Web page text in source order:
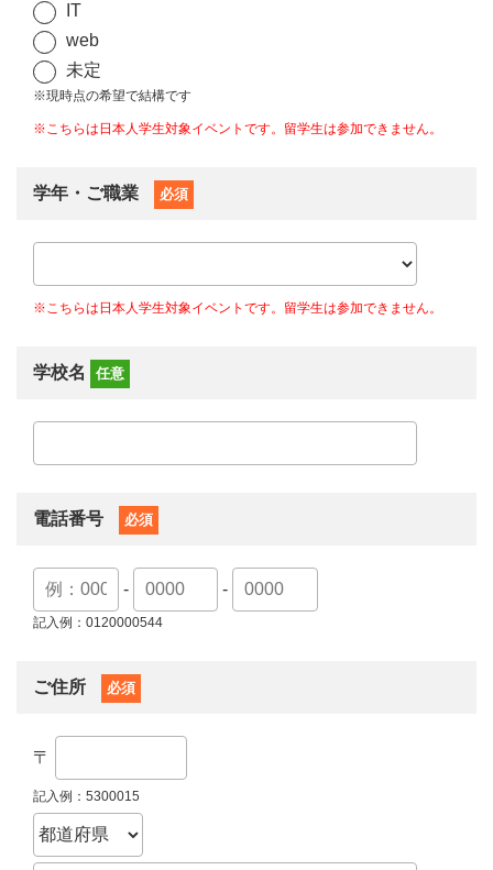
IT
web
未定
※現時点の希望で結構です
※こちらは日本人学生対象イベントです。留学生は参加できません。
学年・ご職業 必須
※こちらは日本人学生対象イベントです。留学生は参加できません。
学校名 任意
電話番号 必須
- -
記入例：0120000544
ご住所 必須
〒
記入例：5300015